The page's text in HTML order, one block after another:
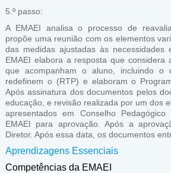
5.º passo:
A EMAEI analisa o processo de
propõe uma reunião com os elementos
das medidas ajustadas às necessidades
EMAEI elabora a resposta que considera
que acompanham o aluno, incluindo o
redefinem o (RTP) e elaboram o
Após assinatura dos documentos pelos
educação, e revisão realizada por um dos
apresentados em Conselho
EMAEI para aprovação. Após a
Diretor. Após essa data, os documentos
Aprendizagens Essenciais
Competências da EMAEI